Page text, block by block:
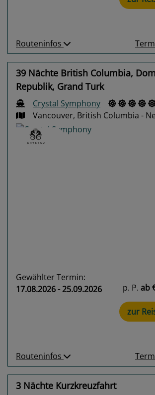
Routeninfos
39 Nächte British Columbia,
Republik, Grand Turk
Crystal Symphony
Vancouver, British Columbia -
Gewählter Termin:
17.08.2026 - 25.09.2026
p. P. ab
zur
Routeninfos
3 Nächte Kurzkreuzfahrt